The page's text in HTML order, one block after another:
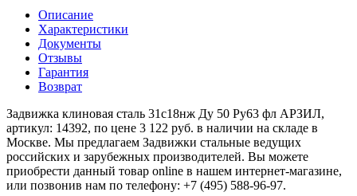
Описание
Характеристики
Документы
Отзывы
Гарантия
Возврат
Задвижка клиновая сталь 31с18нж Ду 50 Ру63 фл АРЗИЛ,
артикул: 14392, по цене 3 122 руб. в наличии на складе в
Москве. Мы предлагаем Задвижки стальные ведущих
российских и зарубежных производителей. Вы можете
приобрести данный товар online в нашем интернет-магазине,
или позвонив нам по телефону: +7 (495) 588-96-97.